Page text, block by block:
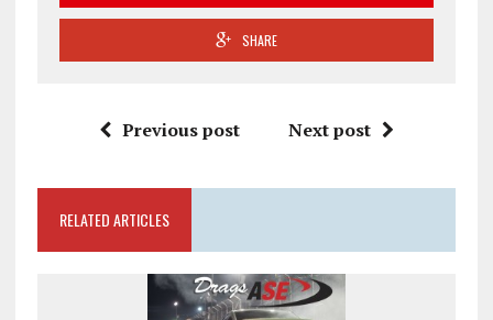
SHARE
Previous post Next post
RELATED ARTICLES